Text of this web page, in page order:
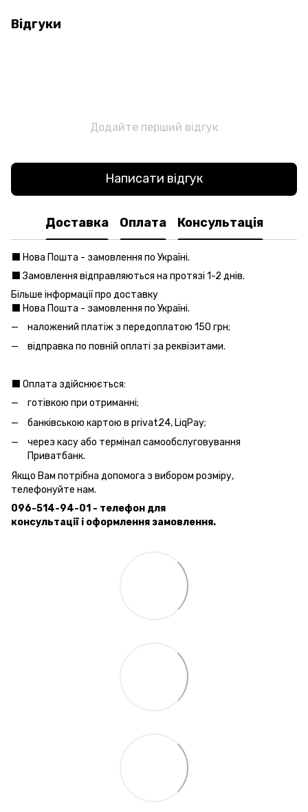
Відгуки
Додайте перший відгук
Написати відгук
Доставка Оплата Консультація
⬛️ Нова Пошта - замовлення по Україні.
⬛️ Замовлення відправляються на протязі 1-2 днів.
Більше інформації про доставку
⬛️ Нова Пошта - замовлення по Україні.
наложений платіж з передоплатою 150 грн;
відправка по повній оплаті за реквізитами.
⬛️ Оплата здійснюється:
готівкою при отриманні;
банківською картою в privat24, LiqPay;
через касу або термінал самообслуговування
Приватбанк.
Якщо Вам потрібна допомога з вибором розміру,
телефонуйте нам.
096-514-94-01 - телефон для
консультації і оформлення замовлення.